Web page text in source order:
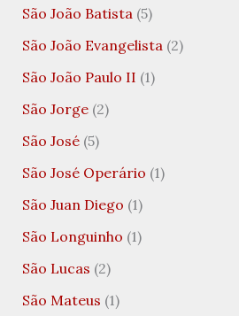
São João Batista (5)
São João Evangelista (2)
São João Paulo II (1)
São Jorge(2)
São José(5)
São José Operário (1)
São Juan Diego (1)
São Longuinho (1)
São Lucas (2)
São Mateus (1)